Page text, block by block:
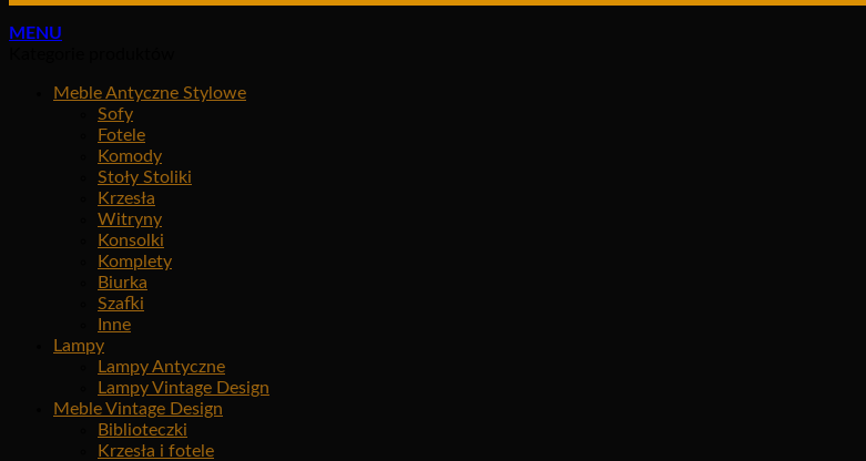
MENU
Meble Antyczne Stylowe
Sofy
Fotele
Komody
Stoły Stoliki
Krzesła
Witryny
Konsolki
Komplety
Biurka
Szafki
Inne
Lampy
Lampy Antyczne
Lampy Vintage Design
Meble Vintage Design
Biblioteczki
Krzesła i fotele